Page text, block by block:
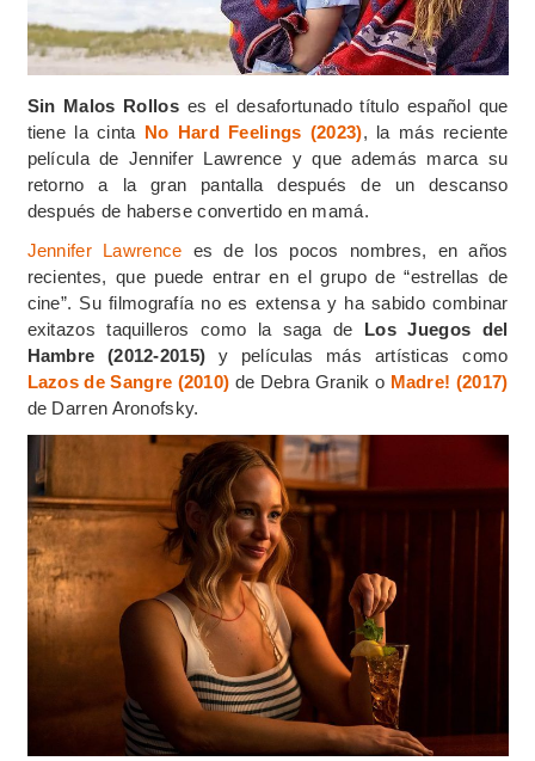
Sin Malos Rolloses el desafortunado título español que
tiene la cinta No Hard Feelings (2023), la más reciente
película de Jennifer Lawrence y que además marca su
retorno a la gran pantalla después de un descanso
después de haberse convertido en mamá.
Jennifer Lawrence es de los pocos nombres, en años
recientes, que puede entrar en el grupo de “estrellas de
cine”. Su filmografía no es extensa y ha sabido combinar
exitazos taquilleros como la saga de Los Juegos del
Hambre (2012-2015) y películas más artísticas como
Lazos de Sangre (2010) de Debra Granik o Madre! (2017)
de Darren Aronofsky.